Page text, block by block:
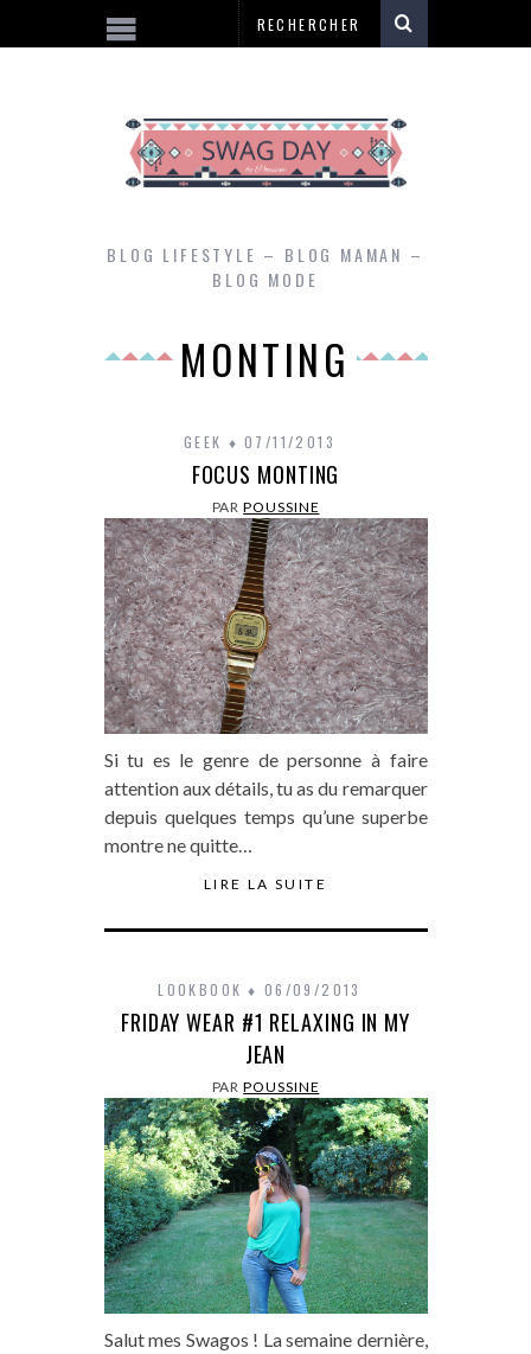
BLOG LIFESTYLE – BLOG MAMAN –
BLOG MODE
MONTING
GEEK 07/11/2013
FOCUS MONTING
PARPOUSSINE
Si tu es le genre de personne à faire
attention aux détails, tu as du remarquer
depuis quelques temps qu’une superbe
montre ne quitte…
LIRE LA SUITE
LOOKBOOK 06/09/2013
FRIDAY WEAR #1 RELAXING IN MY
JEAN
PARPOUSSINE
Salut mes Swagos ! La semaine dernière,